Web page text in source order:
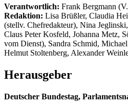
Verantwortlich: Frank Bergmann
Redaktion: Lisa Brüßler, Claudia
(stellv. Chefredakteur), Nina Jeglinski,
Claus Peter Kosfeld, Johanna Metz,
vom Dienst), Sandra Schmid,
Helmut Stoltenberg, Alexander
Herausgeber
Deutscher Bundestag,